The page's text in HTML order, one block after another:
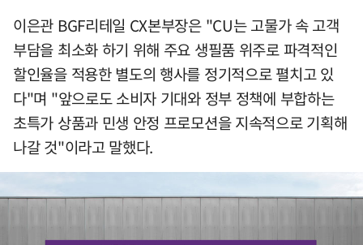
이은관 BGF리테일 CX본부장은 "CU는 고물가 속 고객
부담을 최소화 하기 위해 주요 생필품 위주로 파격적인
할인율을 적용한 별도의 행사를 정기적으로 펼치고 있
다"며 "앞으로도 소비자 기대와 정부 정책에 부합하는
초특가 상품과 민생 안정 프로모션을 지속적으로 기획해
나갈 것"이라고 말했다.